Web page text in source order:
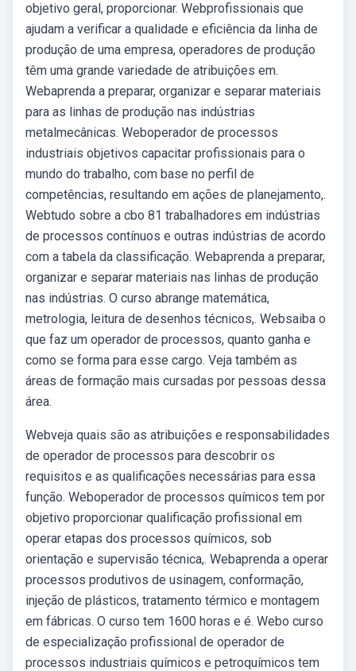
objetivo geral, proporcionar. Webprofissionais que
ajudam a verificar a qualidade e eficiência da linha de
produção de uma empresa, operadores de produção
têm uma grande variedade de atribuições em.
Webaprenda a preparar, organizar e separar materiais
para as linhas de produção nas indústrias
metalmecânicas. Weboperador de processos
industriais objetivos capacitar profissionais para o
mundo do trabalho, com base no perfil de
competências, resultando em ações de planejamento,.
Webtudo sobre a cbo 81 trabalhadores em indústrias
de processos contínuos e outras indústrias de acordo
com a tabela da classificação. Webaprenda a preparar,
organizar e separar materiais nas linhas de produção
nas indústrias. O curso abrange matemática,
metrologia, leitura de desenhos técnicos,. Websaiba o
que faz um operador de processos, quanto ganha e
como se forma para esse cargo. Veja também as
áreas de formação mais cursadas por pessoas dessa
área.
Webveja quais são as atribuições e responsabilidades
de operador de processos para descobrir os
requisitos e as qualificações necessárias para essa
função. Weboperador de processos químicos tem por
objetivo proporcionar qualificação profissional em
operar etapas dos processos químicos, sob
orientação e supervisão técnica,. Webaprenda a operar
processos produtivos de usinagem, conformação,
injeção de plásticos, tratamento térmico e montagem
em fábricas. O curso tem 1600 horas e é. Webo curso
de especialização profissional de operador de
processos industriais químicos e petroquímicos tem